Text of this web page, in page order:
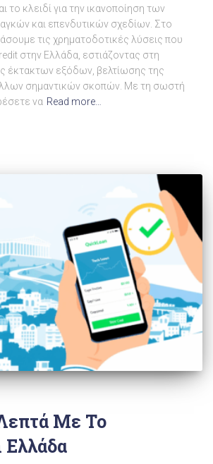
το κλειδί για την ικανοποίηση των
και επενδυτικών σχεδίων. Στο
τις χρηματοδοτικές λύσεις που
στην Ελλάδα, εστιάζοντας στη
έκτακτων εξόδων, βελτίωσης της
σημαντικών σκοπών. Με τη σωστή
να Read more…
Με Το